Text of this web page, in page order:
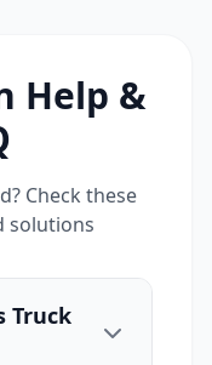
Help &
Check these
solutions
Truck